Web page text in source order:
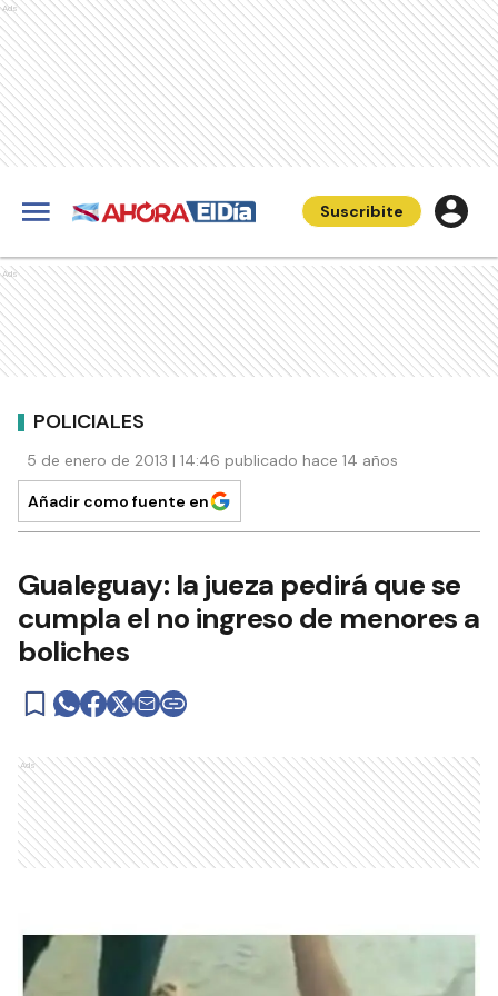
Ads
Suscribite
Ads
POLICIALES
5 de enero de 2013 | 14:46 publicado hace 14 años
Añadir como fuente en
Gualeguay: la jueza pedirá que se
cumpla el no ingreso de menores a
boliches
Ads